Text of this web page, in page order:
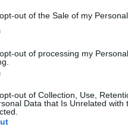
out of the Sale of my Personal
out of processing my
out of Collection, Use,
Data that Is Unrelated with